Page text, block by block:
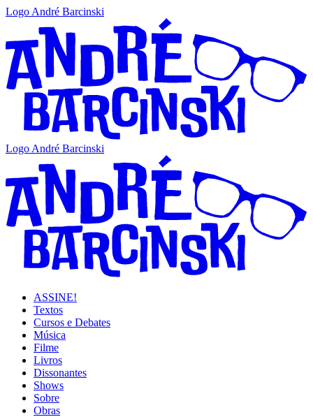
Logo André Barcinski
Logo André Barcinski
ASSINE!
Textos
Cursos e Debates
Música
Filme
Livros
Dissonantes
Shows
Sobre
Obras